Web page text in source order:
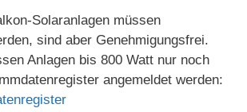
Solaranlagen müssen
sind aber Genehmigungsfrei.
Anlagen bis 800 Watt nur noch
angemeldet werden: